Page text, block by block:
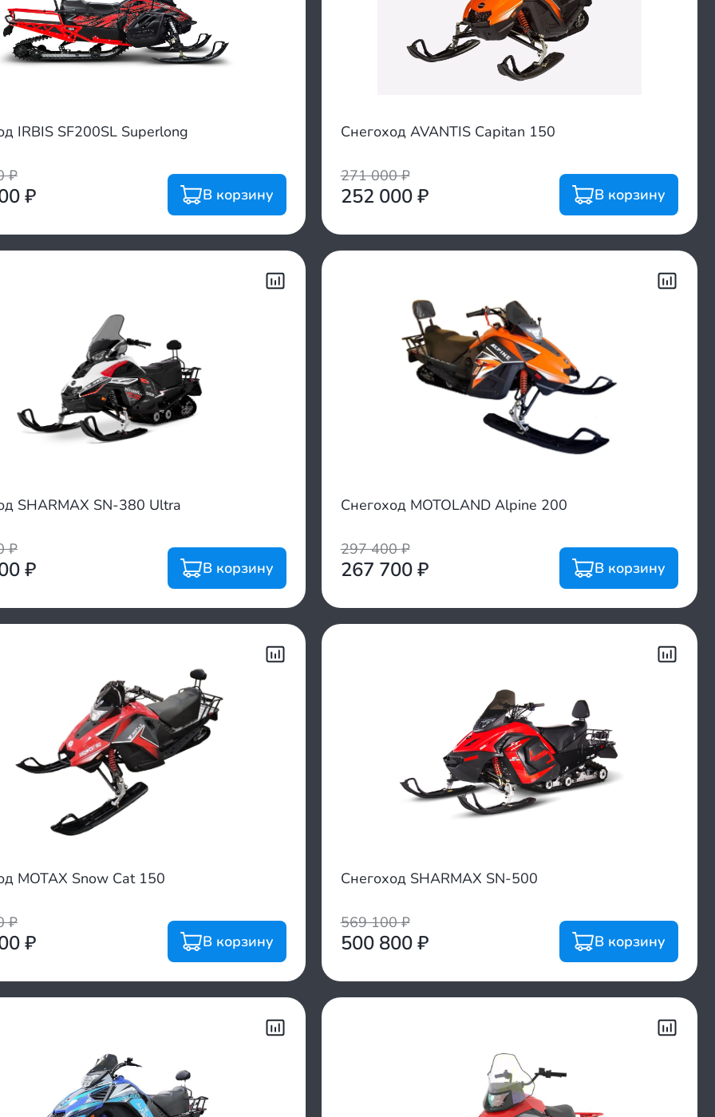
IRBIS SF200SL Superlong
₽
₽ В корзину
Снегоход AVANTIS Capitan 150
271 000₽
252 000₽ В корзину
SHARMAX SN-380 Ultra
₽
₽ В корзину
Снегоход MOTOLAND Alpine 200
297 400₽
267 700₽ В корзину
MOTAX Snow Cat 150
₽
₽ В корзину
Снегоход SHARMAX SN-500
569 100₽
500 800₽ В корзину